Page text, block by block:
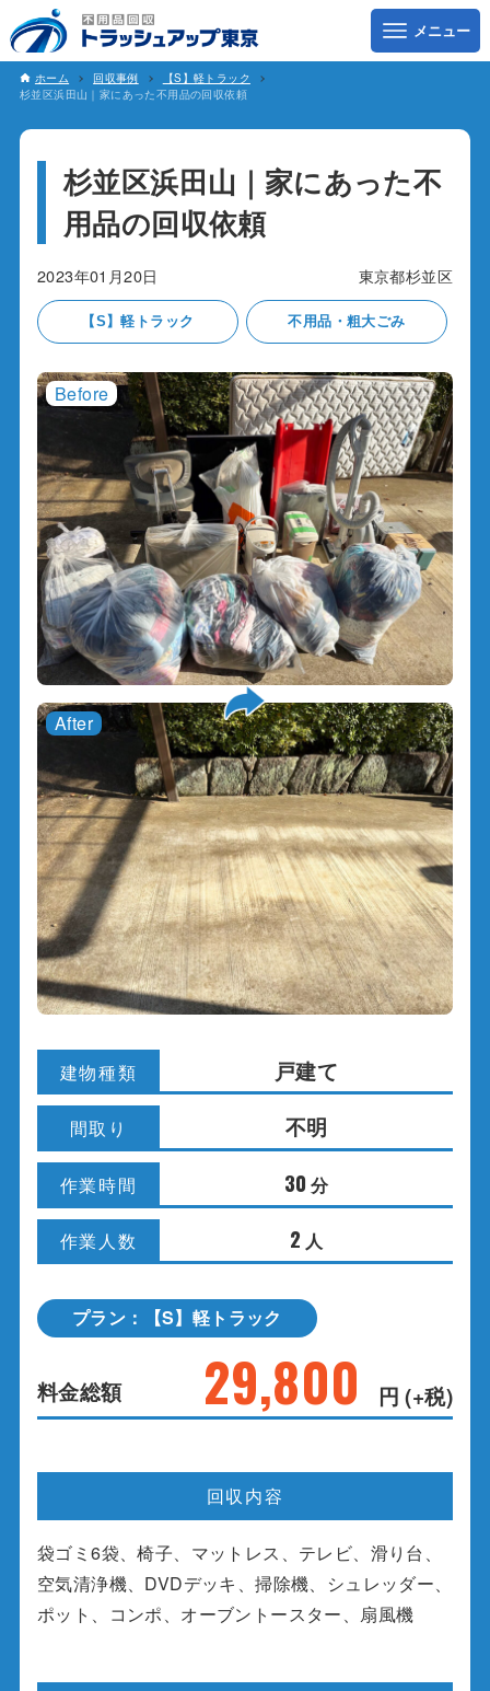
ホーム 回収事例
【S】軽トラック
杉並区浜田山｜家にあった不用品の回収依頼
杉並区浜田山｜家にあった不
用品の回収依頼
2023年01月20日 東京都杉並区
【S】軽トラック 不用品・粗大ごみ
建物種類 戸建て
間取り 不明
作業時間 30 分
作業人数 2 人
プラン：【S】軽トラック
料金総額 29,800 円 (+税)
回収内容
袋ゴミ6袋、椅子、マットレス、テレビ、滑り台、
空気清浄機、DVDデッキ、掃除機、シュレッダー、
ポット、コンポ、オーブントースター、扇風機